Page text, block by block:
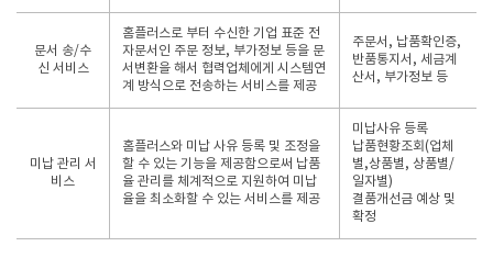
문서 송/수
신 서비스
홈플러스로 부터 수신한 기업 표준 전
자문서인 주문 정보, 부가정보 등을 문
서변환을 해서 협력업체에게 시스템연
계 방식으로 전송하는 서비스를 제공
주문서, 납품확인증,
반품통지서, 세금계
산서, 부가정보 등
미납 관리 서
비스
홈플러스와 미납 사유 등록 및 조정을
할 수 있는 기능을 제공함으로써 납품
율 관리를 체계적으로 지원하여 미납
율을 최소화할 수 있는 서비스를 제공
미납사유 등록
납품현황조회(업체
별,상품별, 상품별/
일자별)
결품개선금 예상 및
확정